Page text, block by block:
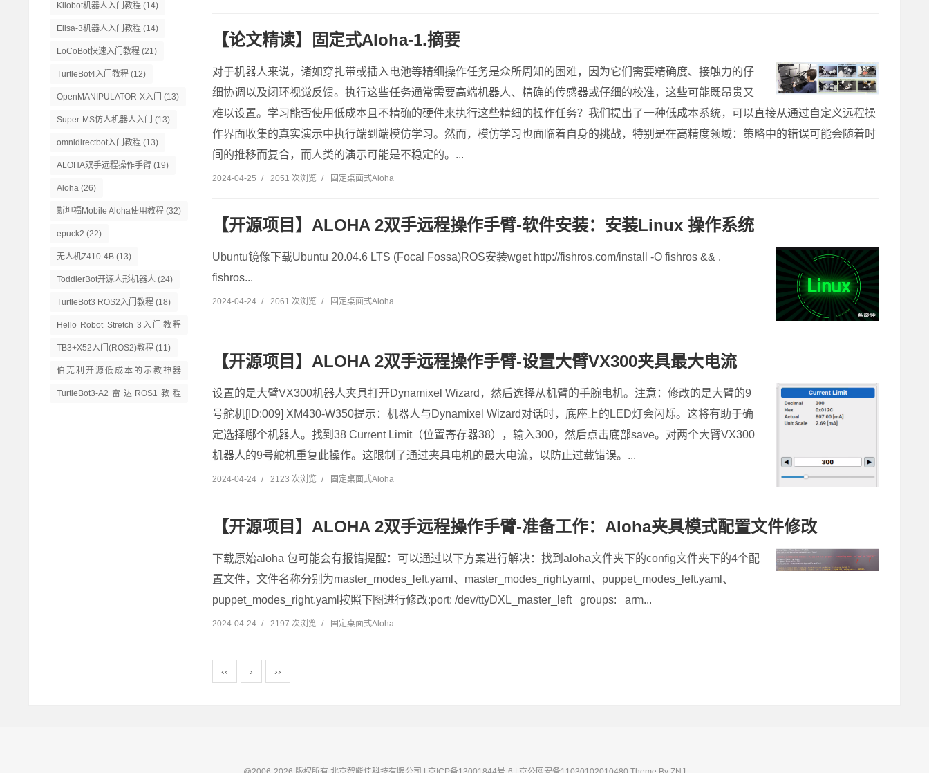
Kilobot机器人入门教程 (14)
Elisa-3机器人入门教程 (14)
LoCoBot快速入门教程 (21)
TurtleBot4入门教程 (12)
OpenMANIPULATOR-X入门 (13)
Super-MS仿人机器人入门 (13)
omnidirectbot入门教程 (13)
ALOHA双手远程操作手臂 (19)
Aloha (26)
斯坦福Mobile Aloha使用教程 (32)
epuck2 (22)
无人机Z410-4B (13)
ToddlerBot开源人形机器人 (24)
TurtleBot3 ROS2入门教程 (18)
Hello Robot Stretch 3入门教程
(14)
TB3+X52入门(ROS2)教程 (11)
伯克利开源低成本的示教神器
GELLO(13)
TurtleBot3-A2雷达ROS1教程
【论文精读】固定式Aloha-1.摘要
对于机器人来说，诸如穿扎带或插入电池等精细操作任务是众所周知的困难，因为它们需要精确度、接触力的仔
细协调以及闭环视觉反馈。执行这些任务通常需要高端机器人、精确的传感器或仔细的校准，这些可能既昂贵又
难以设置。学习能否使用低成本且不精确的硬件来执行这些精细的操作任务？我们提出了一种低成本系统，可以直接从通过自定义远程操
作界面收集的真实演示中执行端到端模仿学习。然而，模仿学习也面临着自身的挑战，特别是在高精度领域：策略中的错误可能会随着时
间的推移而复合，而人类的演示可能是不稳定的。...
2024-04-25 / 2051 次浏览 / 固定桌面式Aloha
【开源项目】ALOHA 2双手远程操作手臂-软件安装：安装Linux 操作系统
Ubuntu镜像下载Ubuntu 20.04.6 LTS (Focal Fossa)ROS安装wget http://fishros.com/install -O fishros && .
fishros...
2024-04-24 / 2061 次浏览 / 固定桌面式Aloha
【开源项目】ALOHA 2双手远程操作手臂-设置大臂VX300夹具最大电流
设置的是大臂VX300机器人夹具打开Dynamixel Wizard，然后选择从机臂的手腕电机。注意：修改的是大臂的9
号舵机[ID:009] XM430-W350提示：机器人与Dynamixel Wizard对话时，底座上的LED灯会闪烁。这将有助于确
定选择哪个机器人。找到38 Current Limit（位置寄存器38），输入300，然后点击底部save。对两个大臂VX300
机器人的9号舵机重复此操作。这限制了通过夹具电机的最大电流，以防止过载错误。...
2024-04-24 / 2123 次浏览 / 固定桌面式Aloha
【开源项目】ALOHA 2双手远程操作手臂-准备工作：Aloha夹具模式配置文件修改
下载原始aloha 包可能会有报错提醒：可以通过以下方案进行解决：找到aloha文件夹下的config文件夹下的4个配
置文件，文件名称分别为master_modes_left.yaml、master_modes_right.yaml、puppet_modes_left.yaml、
puppet_modes_right.yaml按照下图进行修改:port: /dev/ttyDXL_master_left groups: arm...
2024-04-24 / 2197 次浏览 / 固定桌面式Aloha
‹‹ › ››